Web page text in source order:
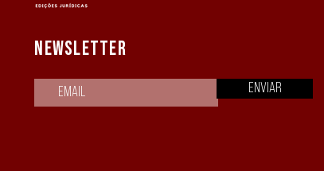
NEWSLETTER
Enviar